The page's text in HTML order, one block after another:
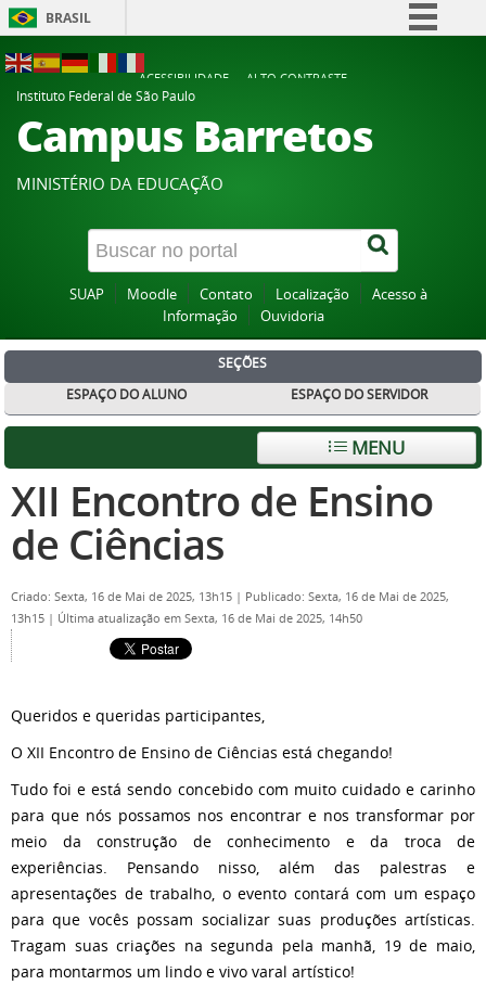
BRASIL
Participe
Acesso à informação
Canais
ACESSIBILIDADE
ALTO CONTRASTE
Instituto Federal de São Paulo
Campus Barretos
MINISTÉRIO DA EDUCAÇÃO
SUAP Moodle Contato Localização
Acesso à
Informação
Ouvidoria
SEÇÕES
ESPAÇO DO ALUNO
ESPAÇO DO SERVIDOR
MENU
XII Encontro de Ensino
de Ciências
Criado: Sexta, 16 de Mai de 2025, 13h15 | Publicado: Sexta, 16 de Mai de 2025,
13h15 | Última atualização em Sexta, 16 de Mai de 2025, 14h50
Queridos e queridas participantes,
O XII Encontro de Ensino de Ciências está chegando!
Tudo foi e está sendo concebido com muito cuidado e carinho
para que nós possamos nos encontrar e nos transformar por
meio da construção de conhecimento e da troca de
experiências. Pensando nisso, além das palestras e
apresentações de trabalho, o evento contará com um espaço
para que vocês possam socializar suas produções artísticas.
Tragam suas criações na segunda pela manhã, 19 de maio,
para montarmos um lindo e vivo varal artístico!